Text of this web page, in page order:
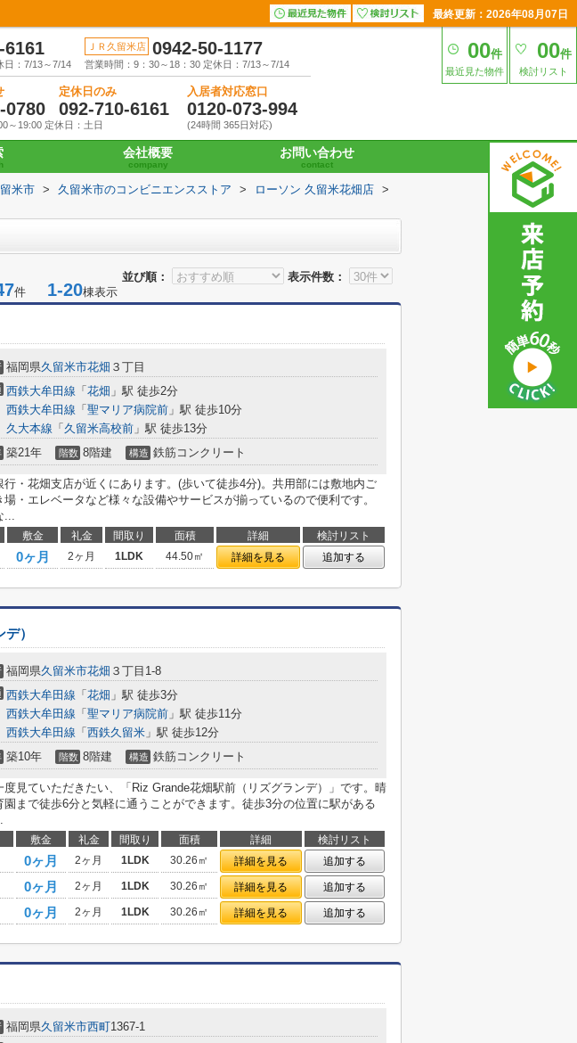
最終更新：2026年08月07日
6161
日：7/13～7/14
ＪＲ久留米店 0942-50-1177
営業時間：9：30～18：30 定休日：7/13～7/14
0780
定休日のみ
092-710-6161
～19:00 定休日：土日
入居者対応窓口
0120-073-994
(24時間 365日対応)
00件
最近見た物件
00件
検討リスト
会社概要
company
お問い合わせ
contact
米市 > 久留米市のコンビニエンスストア > ローソン 久留米花畑店 >
並び順：
表示件数：
件 1-20棟表示
福岡県久留米市花畑 ３丁目
西鉄大牟田線 「 花畑 」駅 徒歩2分
西鉄大牟田線 「 聖マリア病院前 」駅 徒歩10分
久大本線 「 久留米高校前 」駅 徒歩13分
築21年 階数 8階建 構造 鉄筋コンクリート
行・花畑支店が近くにあります。(歩いて徒歩4分)。共用部には敷地内ご
場・エレベータなど様々な設備やサービスが揃っているので便利です。
...
敷金 礼金 間取り 面積 詳細
検討リスト
0ヶ月 2ヶ月 1LDK 44.50㎡ 詳細を見る 追加する
）
福岡県久留米市花畑 ３丁目1-8
西鉄大牟田線 「 花畑 」駅 徒歩3分
西鉄大牟田線 「 聖マリア病院前 」駅 徒歩11分
西鉄大牟田線 「 西鉄久留米 」駅 徒歩12分
築10年 階数 8階建 構造 鉄筋コンクリート
度見ていただきたい、「Riz Grande花畑駅前（リズグランデ）」です。晴
園まで徒歩6分と気軽に通うことができます。徒歩3分の位置に駅がある
敷金 礼金 間取り 面積 詳細
検討リスト
0ヶ月 2ヶ月 1LDK 30.26㎡ 詳細を見る
追加する
0ヶ月 2ヶ月 1LDK 30.26㎡ 詳細を見る
追加する
0ヶ月 2ヶ月 1LDK 30.26㎡ 詳細を見る 追加する
福岡県久留米市西町1367-1